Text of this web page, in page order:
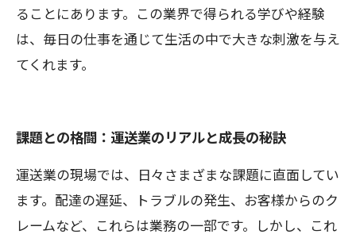
ることにあります。この業界で得られる学びや経験
は、毎日の仕事を通じて生活の中で大きな刺激を与え
てくれます。
課題との格闘：運送業のリアルと成長の秘訣
運送業の現場では、日々さまざまな課題に直面してい
ます。配達の遅延、トラブルの発生、お客様からのク
レームなど、これらは業務の一部です。しかし、これ